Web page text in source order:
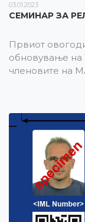
03.01.2023
СЕМИНАР ЗА
Првиот
обновување
членовите на